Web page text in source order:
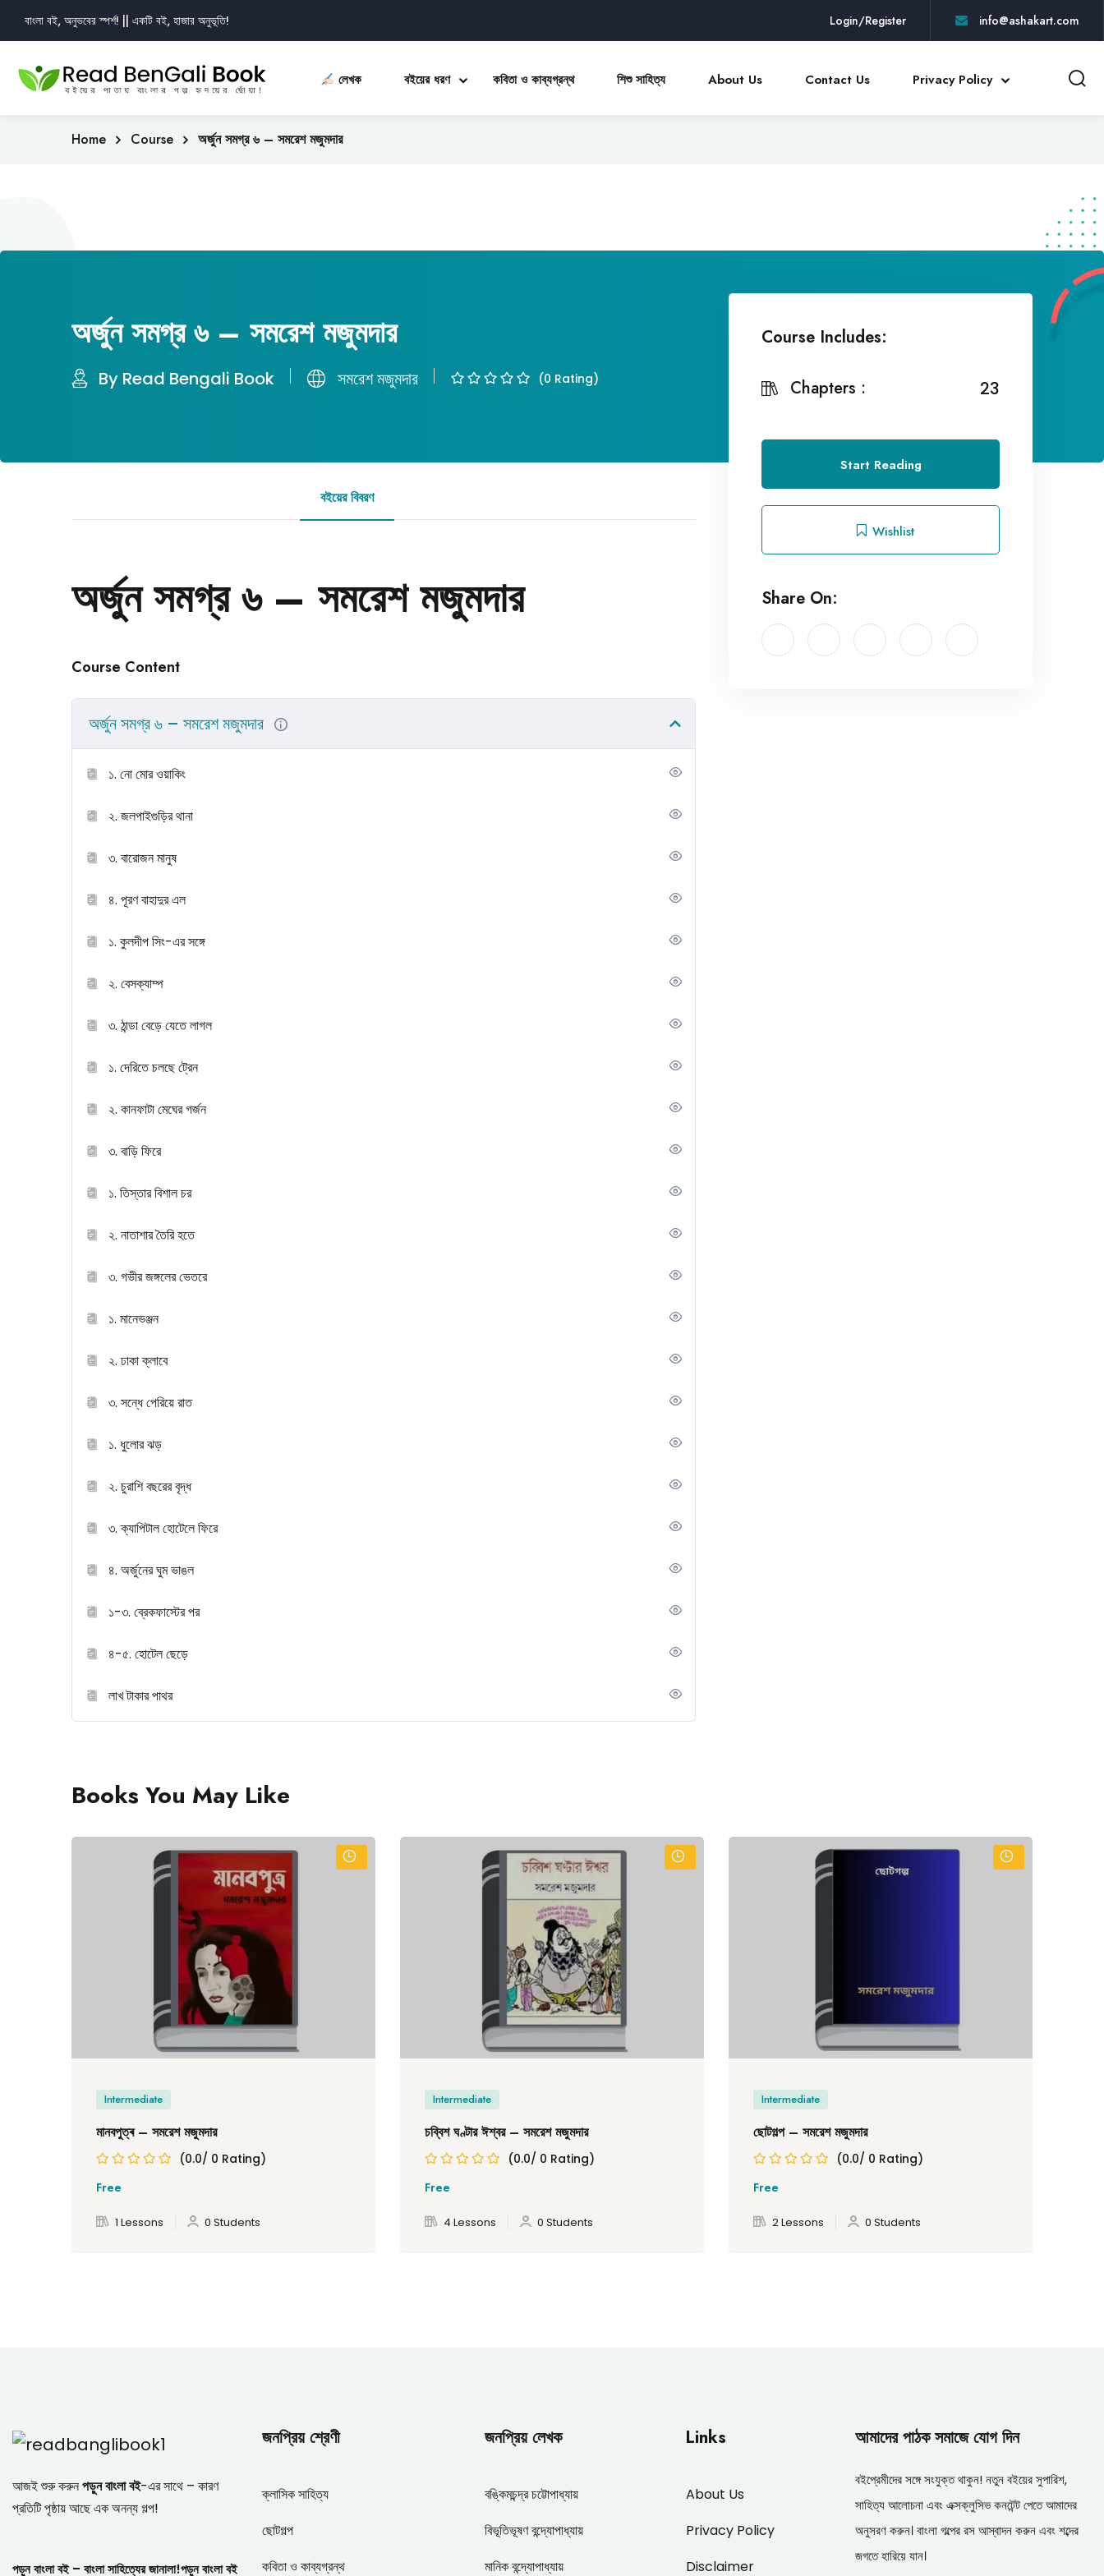
বাংলা বই, অনুভবের স্পর্শ! || একটি বই, হাজার অনুভূতি! Login/Register info@ashakart.com
লেখক বইয়ের ধরণ কবিতা ও কাব্যগ্রন্থ শিশু সাহিত্য About Us Contact Us Privacy Policy
Home Course অর্জুন সমগ্র ৬ – সমরেশ মজুমদার
অর্জুন সমগ্র ৬ – সমরেশ মজুমদার
By Read Bengali Book সমরেশ মজুমদার (0 Rating)
বইয়ের বিবরণ
অর্জুন সমগ্র ৬ – সমরেশ মজুমদার
Course Content
অর্জুন সমগ্র ৬ – সমরেশ মজুমদার
১. নো মোর ওয়াকিং
২. জলপাইগুড়ির থানা
৩. বারোজন মানুষ
৪. পূরণ বাহাদুর এল
১. কুলদীপ সিং-এর সঙ্গে
২. বেসক্যাম্প
৩. ঠান্ডা বেড়ে যেতে লাগল
১. দেরিতে চলছে ট্রেন
২. কানফাটা মেঘের গর্জন
৩. বাড়ি ফিরে
১. তিস্তার বিশাল চর
২. নাতাশার তৈরি হতে
৩. গভীর জঙ্গলের ভেতরে
১. মানেভঞ্জন
২. ঢাকা ক্লাবে
৩. সন্ধে পেরিয়ে রাত
১. ধুলোর ঝড়
২. চুরাশি বছরের বৃদ্ধ
৩. ক্যাপিটাল হোটেলে ফিরে
৪. অর্জুনের ঘুম ভাঙল
১-৩. ব্রেকফাস্টের পর
৪-৫. হোটেল ছেড়ে
লাখ টাকার পাথর
Course Includes:
Chapters : 23
Start Reading
Wishlist
Share On:
Books You May Like
Intermediate
মানবপুত্ৰ – সমরেশ মজুমদার
(0.0/ 0 Rating)
Free
1 Lessons 0 Students
Intermediate
চব্বিশ ঘণ্টার ঈশ্বর – সমরেশ মজুমদার
(0.0/ 0 Rating)
Free
4 Lessons 0 Students
Intermediate
ছোটগল্প – সমরেশ মজুমদার
(0.0/ 0 Rating)
Free
2 Lessons 0 Students
আজই শুরু করুনপড়ুন বাংলা বই-এর সাথে – কারণ
প্রতিটি পৃষ্ঠায় আছে এক অনন্য গল্প!
পড়ুন বাংলা বই – বাংলা সাহিত্যের জানালা!পড়ুন বাংলা বই
জনপ্রিয় শ্রেণী
ক্লাসিক সাহিত্য
ছোটগল্প
কবিতা ও কাব্যগ্রন্থ
জনপ্রিয় লেখক
বঙ্কিমচন্দ্র চট্টোপাধ্যায়
বিভূতিভূষণ বন্দ্যোপাধ্যায়
মানিক বন্দ্যোপাধ্যায়
Links
About Us
Privacy Policy
Disclaimer
আমাদের পাঠক সমাজে যোগ দিন
বইপ্রেমীদের সঙ্গে সংযুক্ত থাকুন! নতুন বইয়ের সুপারিশ,
সাহিত্য আলোচনা এবং এক্সক্লুসিভ কনটেন্ট পেতে আমাদের
অনুসরণ করুন। বাংলা গল্পের রস আস্বাদন করুন এবং শব্দের
জগতে হারিয়ে যান।